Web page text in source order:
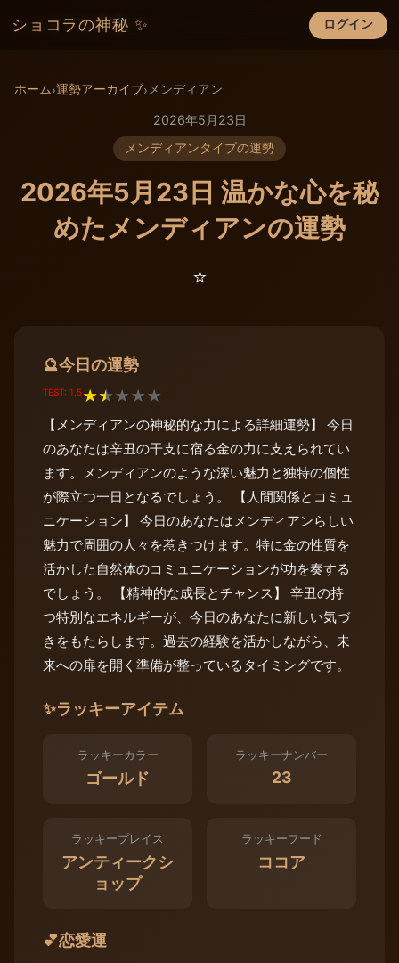
ショコラの神秘 ✨ ログイン
×
ホーム›運勢アーカイブ› メンディアン
2026年5月23日
メンディアンタイプの運勢
2026年5月23日 温かな心を秘
めたメンディアンの運勢
⭐️
🔮今日の運勢
TEST: 1.5★★★★★
【メンディアンの神秘的な力による詳細運勢】 今日
のあなたは辛丑の干支に宿る金の力に支えられてい
ます。メンディアンのような深い魅力と独特の個性
が際立つ一日となるでしょう。 【人間関係とコミュ
ニケーション】 今日のあなたはメンディアンらしい
魅力で周囲の人々を惹きつけます。特に金の性質を
活かした自然体のコミュニケーションが功を奏する
でしょう。 【精神的な成長とチャンス】 辛丑の持
つ特別なエネルギーが、今日のあなたに新しい気づ
きをもたらします。過去の経験を活かしながら、未
来への扉を開く準備が整っているタイミングです。
✨ラッキーアイテム
ラッキーカラー
ゴールド
ラッキーナンバー
23
ラッキープレイス
アンティークシ
ョップ
ラッキーフード
ココア
💕恋愛運